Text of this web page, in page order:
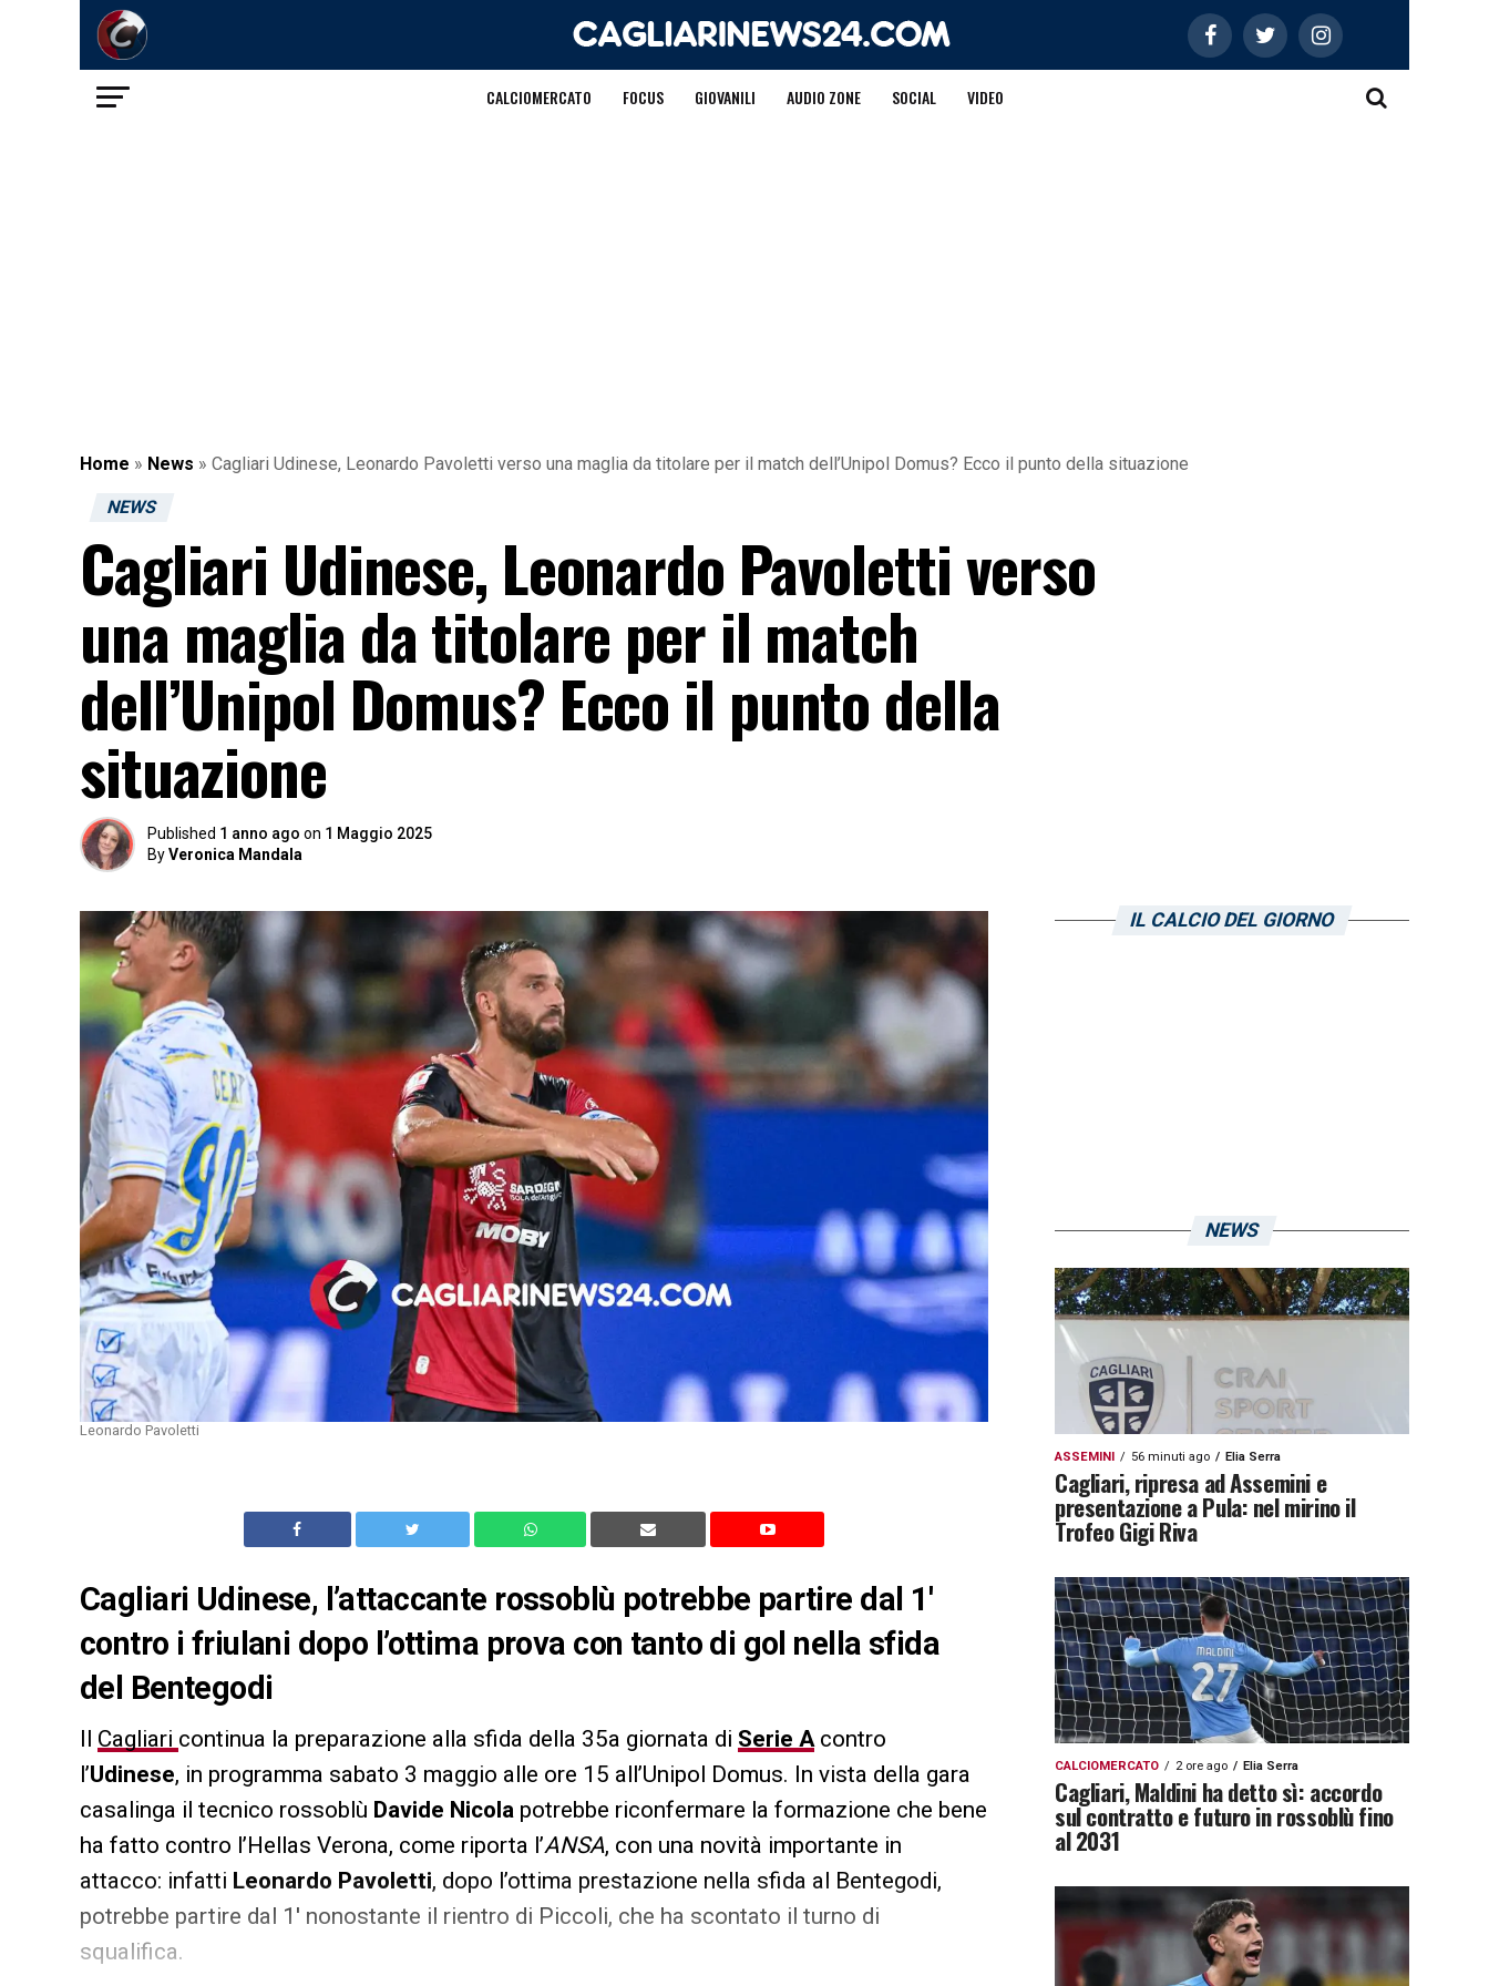
CALCIOMERCATO FOCUS GIOVANILI AUDIO ZONE SOCIAL VIDEO
Home » News » Cagliari Udinese, Leonardo Pavoletti verso una maglia da titolare per il match dell’Unipol Domus? Ecco il punto della situazione
NEWS
Cagliari Udinese, Leonardo Pavoletti verso
una maglia da titolare per il match
dell’Unipol Domus? Ecco il punto della
situazione
Published 1 anno ago on 1 Maggio 2025
ByVeronica Mandala
Leonardo Pavoletti
Cagliari Udinese, l’attaccante rossoblù potrebbe partire dal 1′
contro i friulani dopo l’ottima prova con tanto di gol nella sfida
del Bentegodi
Il Cagliari continua la preparazione alla sfida della 35a giornata di Serie Acontro
l’Udinese, in programma sabato 3 maggio alle ore 15 all’Unipol Domus. In vista della gara
casalinga il tecnico rossoblù Davide Nicola potrebbe riconfermare la formazione che bene
ha fatto contro l’Hellas Verona, come riporta l’ANSA, con una novità importante in
attacco: infatti Leonardo Pavoletti, dopo l’ottima prestazione nella sfida al Bentegodi,
potrebbe partire dal 1′ nonostante il rientro di Piccoli, che ha scontato il turno di
squalifica.
IL CALCIO DEL GIORNO
NEWS
ASSEMINI 56 minuti ago Elia Serra
Cagliari, ripresa ad Assemini e
presentazione a Pula: nel mirino il
Trofeo Gigi Riva
CALCIOMERCATO 2 ore ago Elia Serra
Cagliari, Maldini ha detto sì: accordo
sul contratto e futuro in rossoblù fino
al 2031